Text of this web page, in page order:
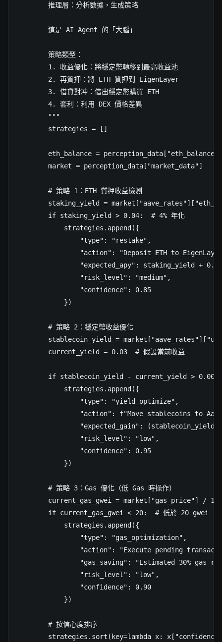
        推理層：分析數據，生成策略
        這是 AI Agent 的「大腦」
        策略類型：
        1. 收益優化：將穩定幣轉移到最高收益池
        2. 再質押：將 ETH 質押到 EigenLayer
        3. 借貸對冲：借出穩定幣購買 ETH
        4. 套利：利用 DEX 價格差異
        """
        strategies = []
        eth_balance = perception_data["eth_balance"]
        market = perception_data["market_data"]
        # 策略 1：ETH 質押收益檢測
staking_yield =
        if staking_yield > 0.04:  # 4% 年化
            strategies.append({
                "type": "restake",
"action": "Deposit ETH to
"expected_apy": staking_yield +
                "risk_level": "medium",
                "confidence": 0.85
            })
        # 策略 2：穩定幣收益優化
stablecoin_yield =
        current_yield = 0.03  # 假設當前收益
if stablecoin_yield - current_yield >
            strategies.append({
                "type": "yield_optimize",
"action": f"Move stablecoins to
"expected_gain": (stablecoin_yield
                "risk_level": "low",
                "confidence": 0.95
            })
        # 策略 3：Gas 優化（低 Gas 時操作）
        current_gas_gwei = market["gas_price"] / 1e9
        if current_gas_gwei < 20:  # 低於 20 gwei
            strategies.append({
                "type": "gas_optimization",
"action": "Execute pending
"gas_saving": "Estimated 30% gas
                "risk_level": "low",
                "confidence": 0.90
            })
        # 按信心度排序
strategies.sort(key=lambda x: